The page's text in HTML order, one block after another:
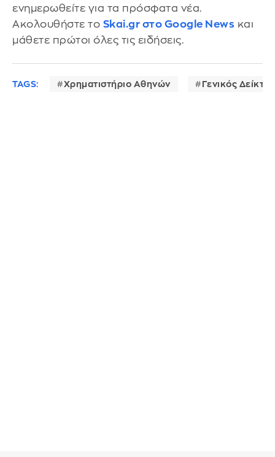
ενημερωθείτε για τα πρόσφατα νέα.
Ακολουθήστε το Skai.gr στο Google News και
μάθετε πρώτοι όλες τις ειδήσεις.
TAGS: Χρηματιστήριο Αθηνών Γενικός Δείκτης